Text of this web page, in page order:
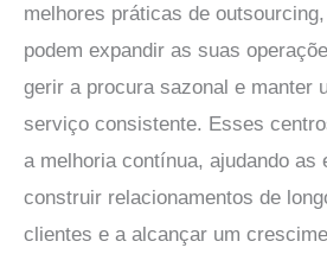
melhores práticas de
podem expandir as suas
gerir a procura sazonal e manter
serviço consistente. Esses
a melhoria contínua, ajudando as
construir relacionamentos de
clientes e a alcançar um